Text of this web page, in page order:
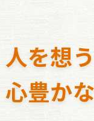
人を想
心豊か